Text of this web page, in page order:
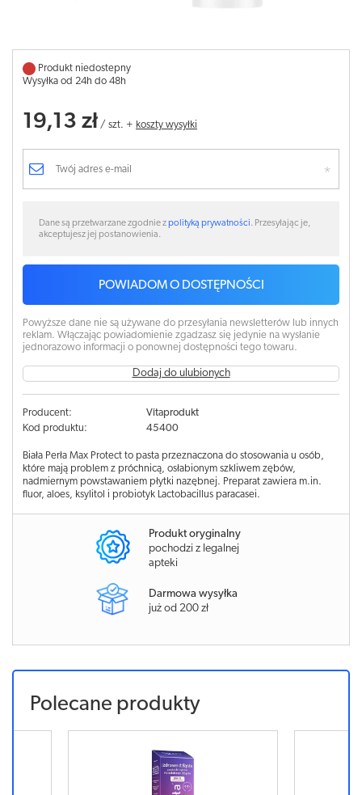
Produkt niedostepny
Wysyłka od 24h do 48h
19,13 zł / szt. + koszty wysyłki
Dane są przetwarzane zgodnie zpolityką prywatności. Przesyłając je,
akceptujesz jej postanowienia.
POWIADOM O DOSTĘPNOŚCI
Powyższe dane nie są używane do przesyłania newsletterów lub innych
reklam. Włączając powiadomienie zgadzasz się jedynie na wysłanie
jednorazowo informacji o ponownej dostępności tego towaru.
Dodaj do ulubionych
Producent:
Vitaprodukt
Kod produktu:
45400
Biała Perła Max Protect to pasta przeznaczona do stosowania u osób,
które mają problem z próchnicą, osłabionym szkliwem zębów,
nadmiernym powstawaniem płytki nazębnej. Preparat zawiera m.in.
fluor, aloes, ksylitol i probiotyk Lactobacillus paracasei.
Produkt oryginalny
pochodzi z legalnej
apteki
Darmowa wysyłka
już od 200 zł
Polecane produkty